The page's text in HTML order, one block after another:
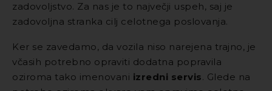
zadovoljstvo. Za nas je to največji uspeh, saj je
zadovoljna stranka cilj celotnega poslovanja.
Ker se zavedamo, da vozila niso narejena trajno, je
včasih potrebno opraviti dodatna popravila
oziroma tako imenovani izredni servis. Glede na